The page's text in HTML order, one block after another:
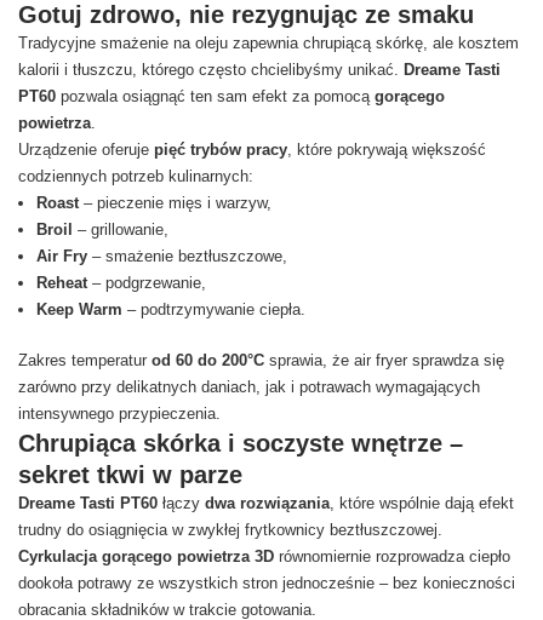
Gotuj zdrowo, nie rezygnując ze smaku
Tradycyjne smażenie na oleju zapewnia chrupiącą skórkę, ale kosztem
kalorii i tłuszczu, którego często chcielibyśmy unikać. Dreame Tasti
PT60 pozwala osiągnąć ten sam efekt za pomocą gorącego
powietrza.
Urządzenie oferuje pięć trybów pracy, które pokrywają większość
codziennych potrzeb kulinarnych:
Roast – pieczenie mięs i warzyw,
Broil – grillowanie,
Air Fry – smażenie beztłuszczowe,
Reheat – podgrzewanie,
Keep Warm – podtrzymywanie ciepła.
Zakres temperatur od 60 do 200°C sprawia, że air fryer sprawdza się
zarówno przy delikatnych daniach, jak i potrawach wymagających
intensywnego przypieczenia.
Chrupiąca skórka i soczyste wnętrze –
sekret tkwi w parze
Dreame Tasti PT60 łączy dwa rozwiązania, które wspólnie dają efekt
trudny do osiągnięcia w zwykłej frytkownicy beztłuszczowej.
Cyrkulacja gorącego powietrza 3D równomiernie rozprowadza ciepło
dookoła potrawy ze wszystkich stron jednocześnie – bez konieczności
obracania składników w trakcie gotowania.